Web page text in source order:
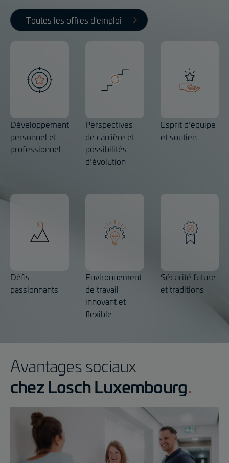
Toutes les offres d'emploi
Développement
personnel et
professionnel
Perspectives
de carrière et
possibilités
d’évolution
Esprit d’équipe
et soutien
Défis
passionnants
Environnement
de travail
innovant et
flexible
Sécurité future
et traditions
Avantages sociaux
chez Losch Luxembourg